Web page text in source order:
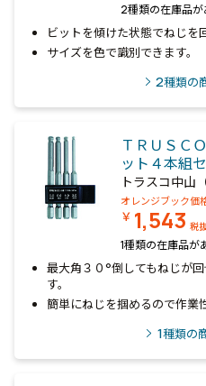
2種類の在庫品
ビットを傾けた状態でねじを
サイズを色で識別できます。
2種類の
ＴＲＵＳＣ
ット４本組
トラスコ中山（
オレンジブック価
￥ 1,543 税
1種類の在庫品が
最大角３０°倒してもねじが
す。
簡単にねじを掴めるので作業
1種類の